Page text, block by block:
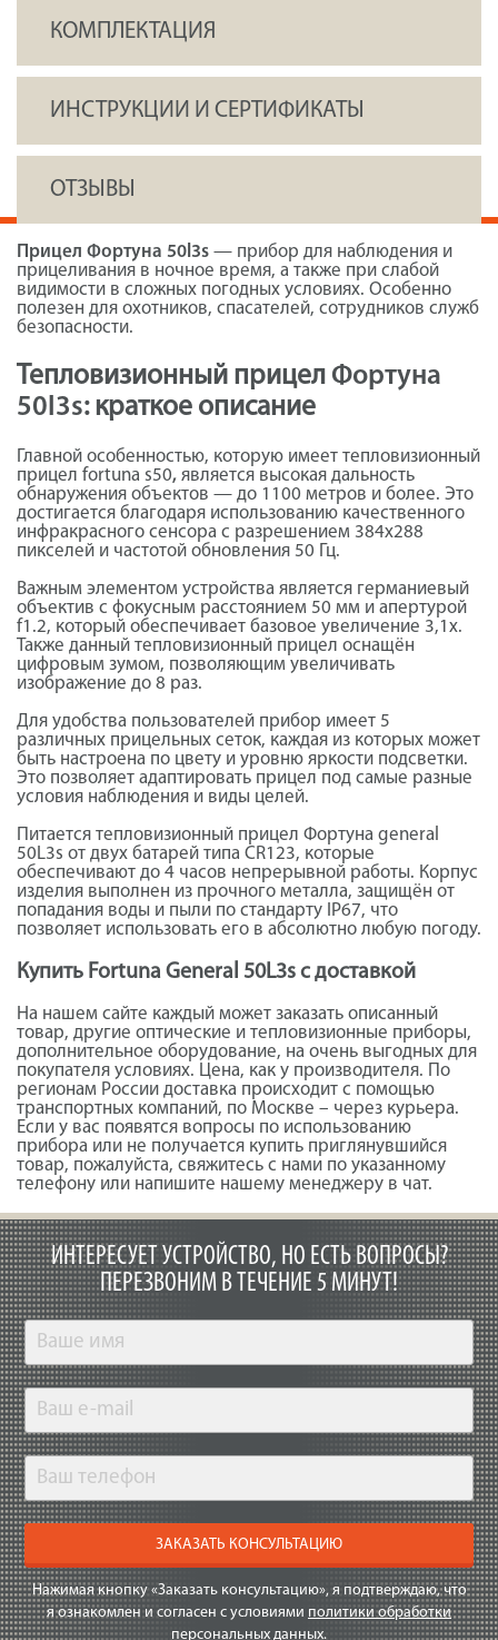
КОМПЛЕКТАЦИЯ
ИНСТРУКЦИИ И СЕРТИФИКАТЫ
ОТЗЫВЫ
Прицел Фортуна 50l3s — прибор для наблюдения и
прицеливания в ночное время, а также при слабой
видимости в сложных погодных условиях. Особенно
полезен для охотников, спасателей, сотрудников служб
безопасности.
Тепловизионный прицел Фортуна
50l3s: краткое описание
Главной особенностью, которую имеет тепловизионный
прицел fortuna s50, является высокая дальность
обнаружения объектов — до 1100 метров и более. Это
достигается благодаря использованию качественного
инфракрасного сенсора с разрешением 384х288
пикселей и частотой обновления 50 Гц.
Важным элементом устройства является германиевый
объектив с фокусным расстоянием 50 мм и апертурой
f1.2, который обеспечивает базовое увеличение 3,1х.
Также данный тепловизионный прицел оснащён
цифровым зумом, позволяющим увеличивать
изображение до 8 раз.
Для удобства пользователей прибор имеет 5
различных прицельных сеток, каждая из которых может
быть настроена по цвету и уровню яркости подсветки.
Это позволяет адаптировать прицел под самые разные
условия наблюдения и виды целей.
Питается тепловизионный прицел Фортуна general
50L3s от двух батарей типа CR123, которые
обеспечивают до 4 часов непрерывной работы. Корпус
изделия выполнен из прочного металла, защищён от
попадания воды и пыли по стандарту IP67, что
позволяет использовать его в абсолютно любую погоду.
Купить Fortuna General 50L3s с доставкой
На нашем сайте каждый может заказать описанный
товар, другие оптические и тепловизионные приборы,
дополнительное оборудование, на очень выгодных для
покупателя условиях. Цена, как у производителя. По
регионам России доставка происходит с помощью
транспортных компаний, по Москве – через курьера.
Если у вас появятся вопросы по использованию
прибора или не получается купить приглянувшийся
товар, пожалуйста, свяжитесь с нами по указанному
телефону или напишите нашему менеджеру в чат.
ИНТЕРЕСУЕТ УСТРОЙСТВО, НО ЕСТЬ ВОПРОСЫ?
ПЕРЕЗВОНИМ В ТЕЧЕНИЕ 5 МИНУТ!
ЗАКАЗАТЬ КОНСУЛЬТАЦИЮ
Нажимая кнопку «Заказать консультацию», я подтверждаю, что
я ознакомлен и согласен с условиями политики обработки
персональных данных.